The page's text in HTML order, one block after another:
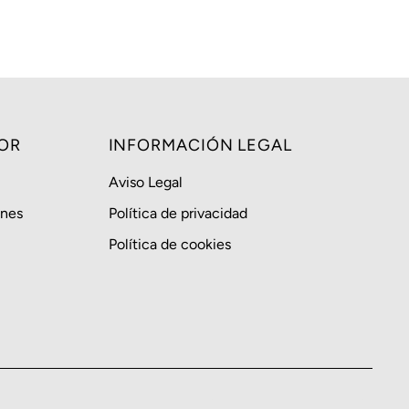
Fecha: antiguo(a) a
reciente
Fecha: reciente a
antiguo(a)
INFORMACIÓN LEGAL
Aviso Legal
Política de privacidad
Política de cookies